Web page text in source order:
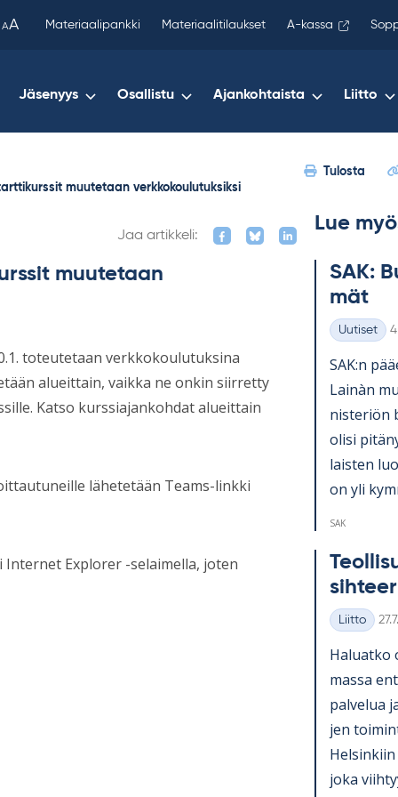
AA Materiaalipankki Materiaalitilaukset A-kassa
Jäsenyys Osallistu Ajankohtaista Liitto
muutetaan verkkokoulutuksiksi
Tulosta
Jaa artikkeli:
muutetaan
toteutetaan verkkokoulutuksina
alueittain, vaikka ne onkin siirretty
Katso kurssiajankohdat alueittain
lähetetään Teams-linkki
Explorer -selaimella, joten
Lue
SAK:
mät
Kategoriat
Uutiset
SAK:n
Lainàn
nis­te­riön
olisi
lais­ten
on yli
SAK
Kategoriat
Liitto
Ha­luatko
massa
pal­ve­lua
jen
joka
copied
your
clipboard.)